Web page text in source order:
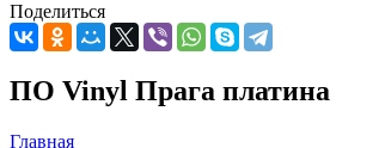
Поделиться
ПО Vinyl Прага платина
Главная